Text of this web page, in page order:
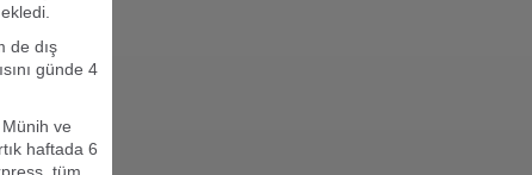
de dış
günde 4
ve
haftada 6